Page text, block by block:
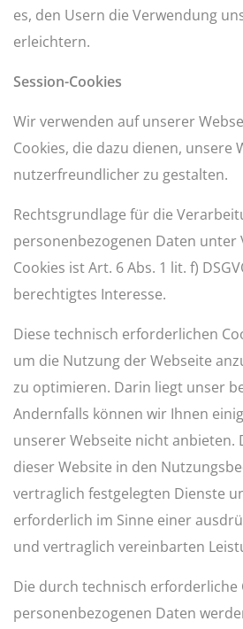
es, den Usern die Verwendung
erleichtern.
Session-Cookies
Wir verwenden auf unserer
Cookies, die dazu dienen, unsere
nutzerfreundlicher zu gestalten.
Rechtsgrundlage für die
personenbezogenen Daten unter
Cookies ist Art. 6 Abs. 1 lit. f)
berechtigtes Interesse.
Diese technisch erforderlichen
um die Nutzung der Webseite
zu optimieren. Darin liegt unser
Andernfalls können wir Ihnen
unserer Webseite nicht anbieten.
dieser Website in den
vertraglich festgelegten Dienste
erforderlich im Sinne einer
und vertraglich vereinbarten
Die durch technisch erforderliche
personenbezogenen Daten